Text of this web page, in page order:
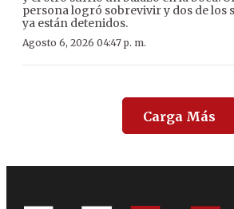
persona logró sobrevivir y dos de los
ya están detenidos.
Agosto 6, 2026 04:47 p. m.
Carga Más